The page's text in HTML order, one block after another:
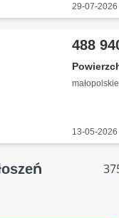
29-07-2026
488
13-05-2026